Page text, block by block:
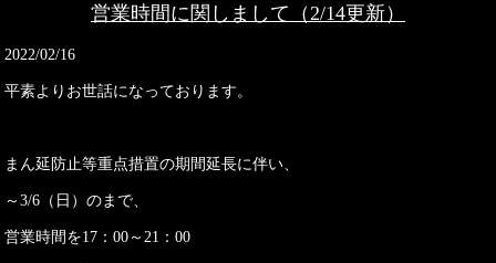
営業時間に関しまして（2/14更新）
2022/02/16
平素よりお世話になっております。
まん延防止等重点措置の期間延長に伴い、
～3/6（日）のまで、
営業時間を17：00～21：00